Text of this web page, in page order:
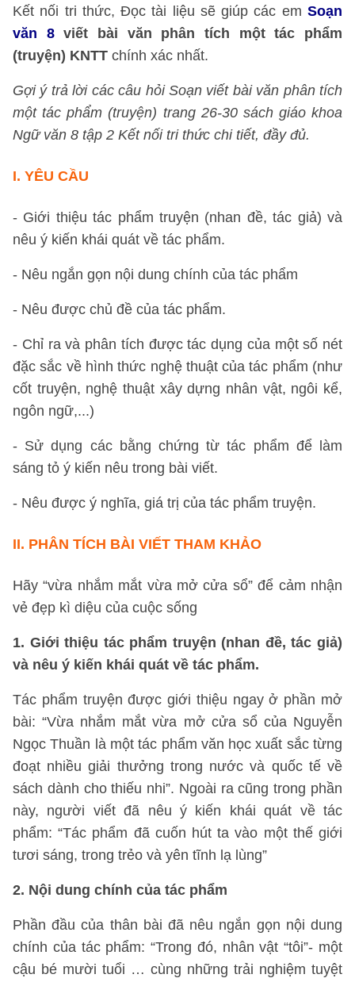
Kết nối tri thức, Đọc tài liệu sẽ giúp các em Soạn
văn 8viết bài văn phân tích một tác phẩm
(truyện) KNTT chính xác nhất.
Gợi ý trả lời các câu hỏi Soạn viết bài văn phân tích
một tác phẩm (truyện) trang 26-30 sách giáo khoa
Ngữ văn 8 tập 2 Kết nối tri thức chi tiết, đầy đủ.
I. YÊU CẦU
- Giới thiệu tác phẩm truyện (nhan đề, tác giả) và
nêu ý kiến khái quát về tác phẩm.
- Nêu ngắn gọn nội dung chính của tác phẩm
- Nêu được chủ đề của tác phẩm.
- Chỉ ra và phân tích được tác dụng của một số nét
đặc sắc về hình thức nghệ thuật của tác phẩm (như
cốt truyện, nghệ thuật xây dựng nhân vật, ngôi kể,
ngôn ngữ,...)
- Sử dụng các bằng chứng từ tác phẩm để làm
sáng tỏ ý kiến nêu trong bài viết.
- Nêu được ý nghĩa, giá trị của tác phẩm truyện.
II. PHÂN TÍCH BÀI VIẾT THAM KHẢO
Hãy “vừa nhắm mắt vừa mở cửa sổ” để cảm nhận
vẻ đẹp kì diệu của cuộc sống
1. Giới thiệu tác phẩm truyện (nhan đề, tác giả)
và nêu ý kiến khái quát về tác phẩm.
Tác phẩm truyện được giới thiệu ngay ở phần mở
bài: “Vừa nhắm mắt vừa mở cửa sổ của Nguyễn
Ngọc Thuần là một tác phẩm văn học xuất sắc từng
đoạt nhiều giải thưởng trong nước và quốc tế về
sách dành cho thiếu nhi”. Ngoài ra cũng trong phần
này, người viết đã nêu ý kiến khái quát về tác
phẩm: “Tác phẩm đã cuốn hút ta vào một thế giới
tươi sáng, trong trẻo và yên tĩnh lạ lùng”
2. Nội dung chính của tác phẩm
Phần đầu của thân bài đã nêu ngắn gọn nội dung
chính của tác phẩm: “Trong đó, nhân vật “tôi”- một
cậu bé mười tuổi … cùng những trải nghiệm tuyệt